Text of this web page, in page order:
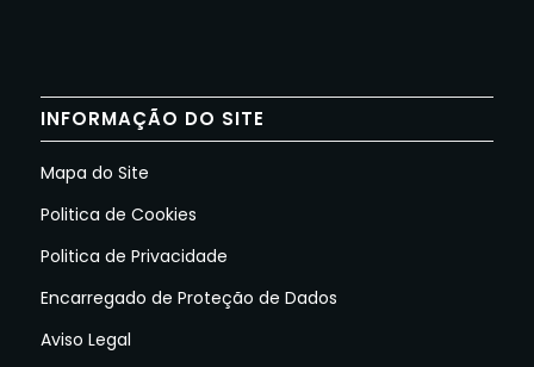
INFORMAÇÃO DO SITE
Mapa do Site
Politica de Cookies
Politica de Privacidade
Encarregado de Proteção de Dados
Aviso Legal